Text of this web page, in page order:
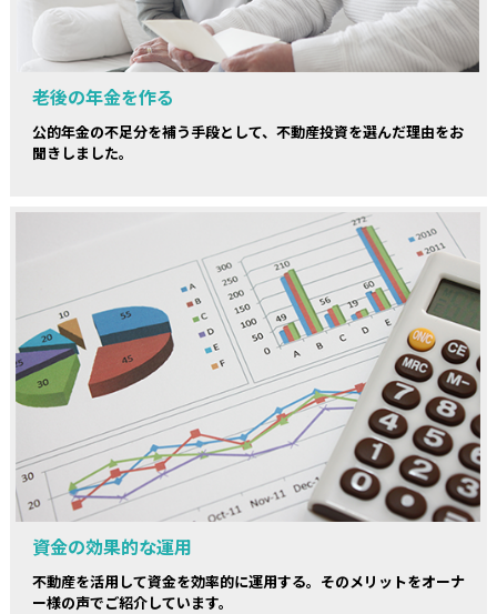
老後の年金を作る
公的年金の不足分を補う手段として、不動産投資を選んだ理由をお
聞きしました。
資金の効果的な運用
不動産を活用して資金を効率的に運用する。そのメリットをオーナ
ー様の声でご紹介しています。